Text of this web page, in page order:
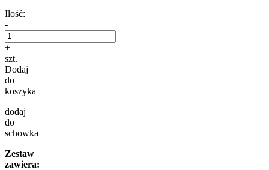
Ilość:
-
+
szt.
Dodaj
do
koszyka
dodaj
do
schowka
Zestaw
zawiera: